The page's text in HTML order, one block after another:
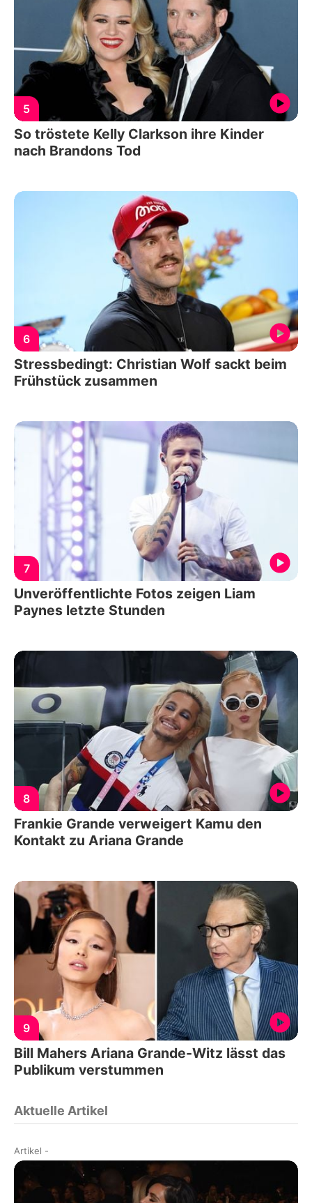
5
So tröstete Kelly Clarkson ihre Kinder
nach Brandons Tod
6
Stressbedingt: Christian Wolf sackt beim
Frühstück zusammen
7
Unveröffentlichte Fotos zeigen Liam
Paynes letzte Stunden
8
Frankie Grande verweigert Kamu den
Kontakt zu Ariana Grande
9
Bill Mahers Ariana Grande-Witz lässt das
Publikum verstummen
Aktuelle Artikel
Artikel -